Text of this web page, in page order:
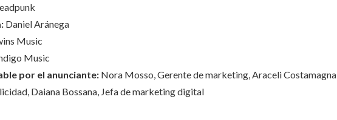
Daniel Aránega
Music
Music
por el anunciante:Nora Mosso, Gerente de marketing, Araceli Costamagna,
Daiana Bossana, Jefa de marketing digital